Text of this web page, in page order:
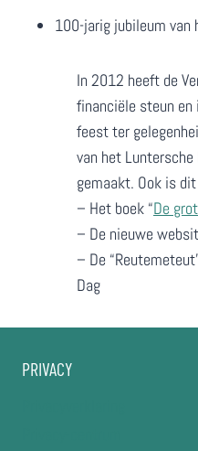
100-jarig jubileum van
In 2012 heeft de
financiële steun
feest ter
van het
gemaakt. Ook is
– Het boek “De
– De nieuwe
– De
Dag
PRIVACY